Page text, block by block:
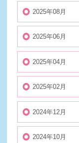
2025年08月
2025年06月
2025年04月
2025年02月
2024年12月
2024年10月